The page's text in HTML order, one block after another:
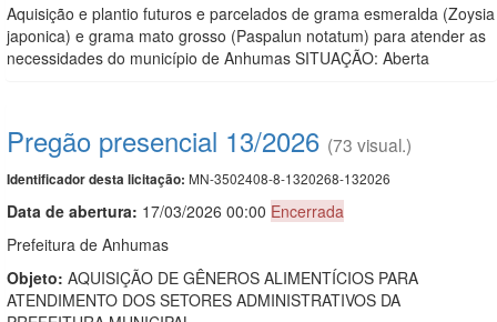
Aquisição e plantio futuros e parcelados de grama esmeralda (Zoysia
japonica) e grama mato grosso (Paspalun notatum) para atender as
necessidades do município de Anhumas SITUAÇÃO: Aberta
Pregão presencial 13/2026 (73 visual.)
Identificador desta licitação: MN-3502408-8-1320268-132026
Data de abertura: 17/03/2026 00:00 Encerrada
Prefeitura de Anhumas
Objeto: AQUISIÇÃO DE GÊNEROS ALIMENTÍCIOS PARA
ATENDIMENTO DOS SETORES ADMINISTRATIVOS DA